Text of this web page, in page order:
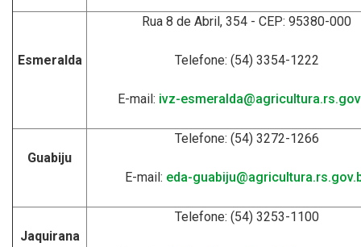
Esmeralda
Rua 8 de Abril, 354 - CEP: 95380-000
Telefone: (54) 3354-1222
E-mail: ivz-
Guabiju
Telefone: (54) 3272-1266
E-mail: eda-
Jaquirana
Telefone: (54) 3253-1100